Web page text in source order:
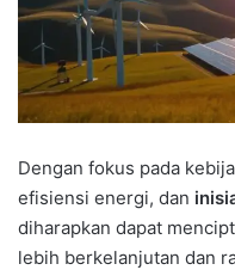
Dengan fokus pada
efisiensi energi, dan
diharapkan dapat
lebih berkelanjutan dan